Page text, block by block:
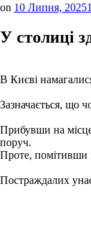
on 10 Липня, 2025
У столиці
В Києві
Зазначається, що
Прибувши на
поруч.
Проте, помітивши
Постраждалих